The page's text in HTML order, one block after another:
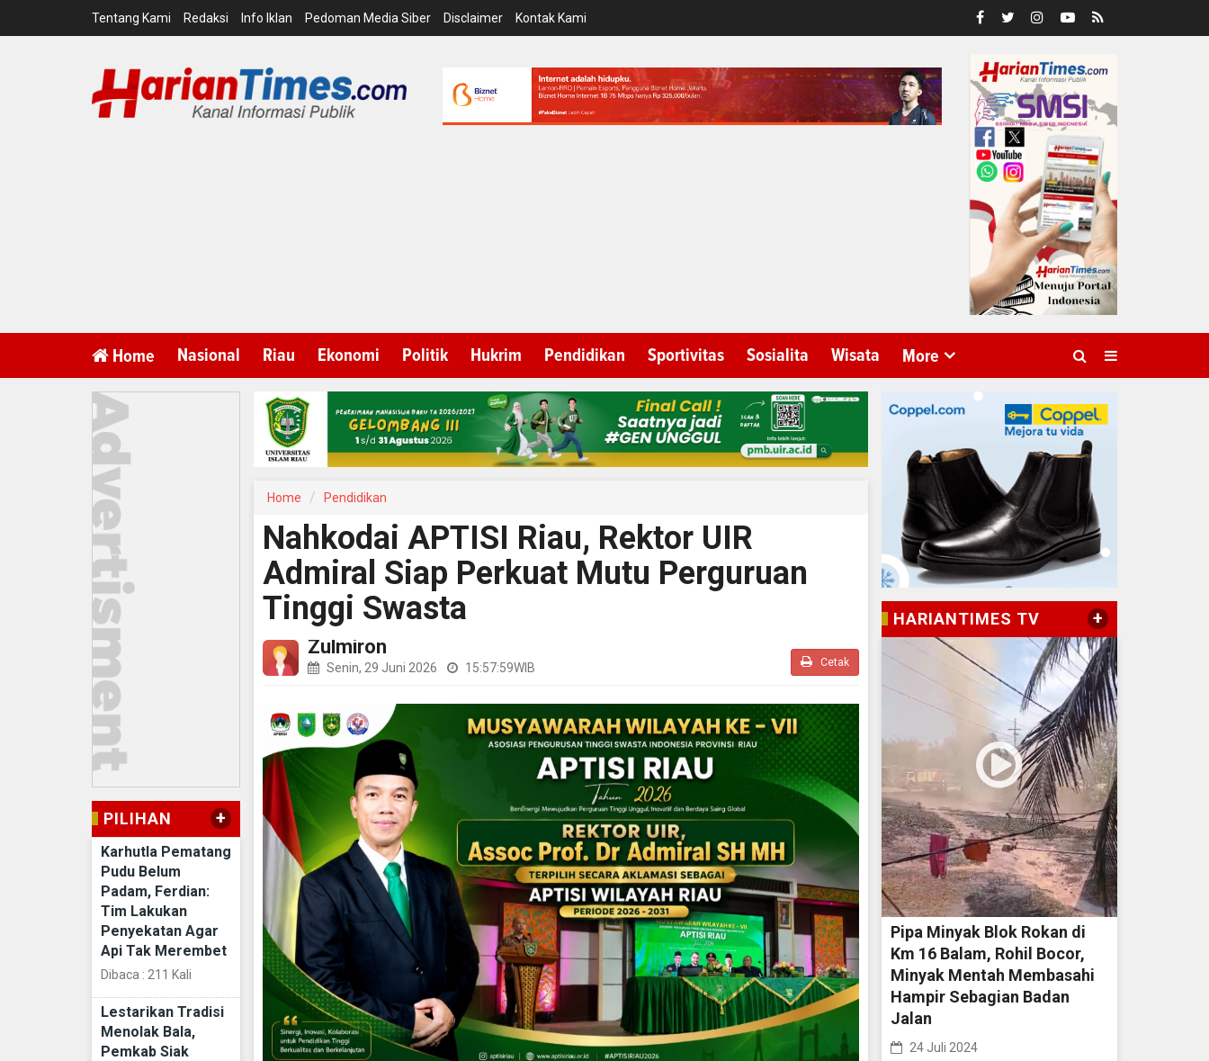
Tentang Kami Redaksi Info Iklan Pedoman Media Siber Disclaimer Kontak Kami
Home Nasional Riau Ekonomi Politik Hukrim Pendidikan Sportivitas Sosialita Wisata More
PILIHAN +
Karhutla Pematang
Pudu Belum
Padam, Ferdian:
Tim Lakukan
Penyekatan Agar
Api Tak Merembet
Dibaca : 211 Kali
Lestarikan Tradisi
Menolak Bala,
Pemkab Siak
Home Pendidikan
Nahkodai APTISI Riau, Rektor UIR
Admiral Siap Perkuat Mutu Perguruan
Tinggi Swasta
Zulmiron
Senin, 29 Juni 2026 15:57:59WIB Cetak
HARIANTIMES TV +
Pipa Minyak Blok Rokan di
Km 16 Balam, Rohil Bocor,
Minyak Mentah Membasahi
Hampir Sebagian Badan
Jalan
24 Juli 2024